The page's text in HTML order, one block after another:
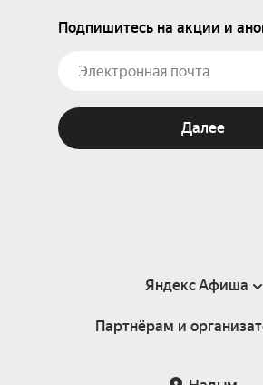
Подпишитесь на акции и
Далее
Яндекс Афиша
Справка
Партнёрам и